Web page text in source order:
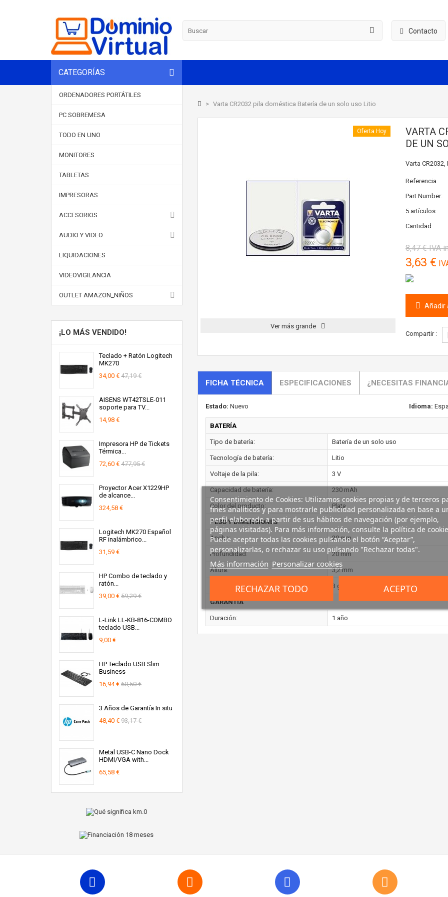
Contacto
CATEGORÍAS
ORDENADORES PORTÁTILES
PC SOBREMESA
TODO EN UNO
MONITORES
TABLETAS
IMPRESORAS
ACCESORIOS
AUDIO Y VIDEO
LIQUIDACIONES
VIDEOVIGILANCIA
OUTLET AMAZON_NIÑOS
¡LO MÁS VENDIDO!
Teclado + Ratón Logitech
MK270
34,00 € 47,19 €
AISENS WT42TSLE-011
soporte para TV...
14,98 €
Impresora HP de Tickets
Térmica...
72,60 € 477,95 €
Proyector Acer X1229HP
de alcance...
324,58 €
Logitech MK270 Español
RF inalámbrico...
31,59 €
HP Combo de teclado y
ratón...
39,00 € 59,29 €
L-Link LL-KB-816-COMBO
teclado USB...
9,00 €
HP Teclado USB Slim
Business
16,94 € 60,50 €
3 Años de Garantía In situ
48,40 € 93,17 €
Metal USB-C Nano Dock
HDMI/VGA with...
65,58 €
> Varta CR2032 pila doméstica Batería de un solo uso Litio
Oferta Hoy
Ver más grande
VARTA
DE UN
Varta
Referencia
Part Number:
5 artículos
Cantidad :
8,47 €IVA
3,63 €
Añadir
Compartir :
FICHA TÉCNICA ESPECIFICACIONES ¿NECESITAS
Estado: Nuevo Idioma:
BATERÍA
Tipo de batería: Batería de un solo uso
Tecnología de batería: Litio
Voltaje de la pila: 3 V
Capacidad de batería: 230 mAh
Color del producto: Plata
PESO Y DIMENSIONES
Ancho: 20 mm
Profundidad: 20 mm
Altura: 3,2 mm
3 g
GARANTÍA
Duración: 1 año
Consentimiento de Cookies: Utilizamos cookies propias y de terceros
fines analíticos y para mostrarle publicidad personalizada en base a
perfil elaborado a partir de sus hábitos de navegación (por ejemplo,
páginas visitadas). Para más información, consulte la política de
Puede aceptar todas las cookies pulsando el botón “Aceptar”,
personalizarlas, o rechazar su uso pulsando "Rechazar todas".
Más información Personalizar cookies
RECHAZAR TODO ACEPTO